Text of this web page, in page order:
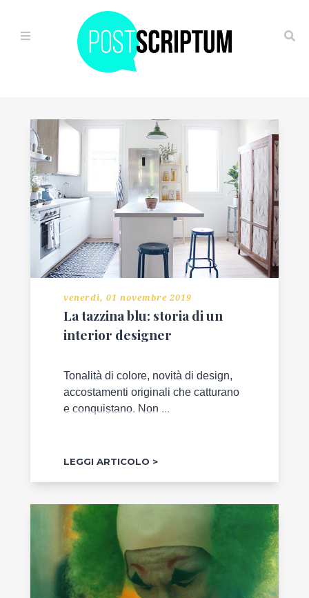
IL
VIAGGIO
ALTERNATIVO
OGGI
È
GIÀ
FUTURO
FUGA
NELL'ARTE
CAMPIONI
DIVENTA
SPECIALE
GIUSTA
FORMAZIONE
MENTE
CORPO
venerdì, 01 novembre 2019
La tazzina blu: storia di un
interior designer
Tonalità di colore, novità di design,
accostamenti originali che catturano
e conquistano. Non ...
LEGGI ARTICOLO